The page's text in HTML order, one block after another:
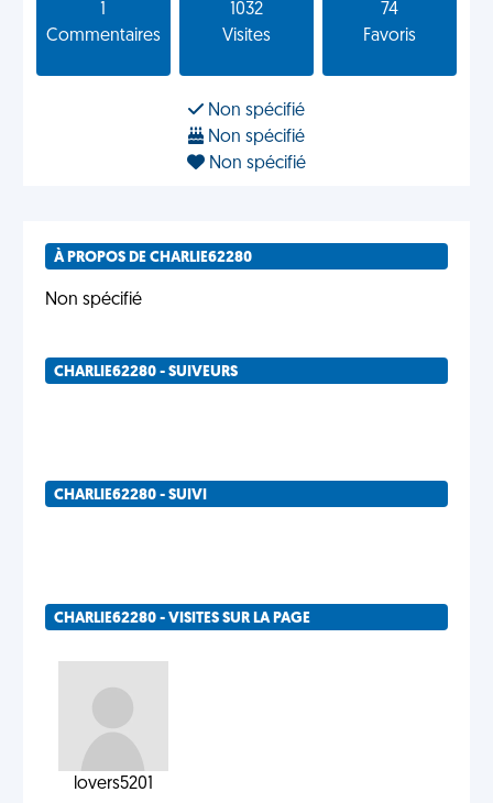
Commentaires
1032
Visites
74
Favoris
Non spécifié
Non spécifié
Non spécifié
À PROPOS DE CHARLIE62280
Non spécifié
CHARLIE62280 - SUIVEURS
CHARLIE62280 - SUIVI
CHARLIE62280 - VISITES SUR LA PAGE
lovers5201